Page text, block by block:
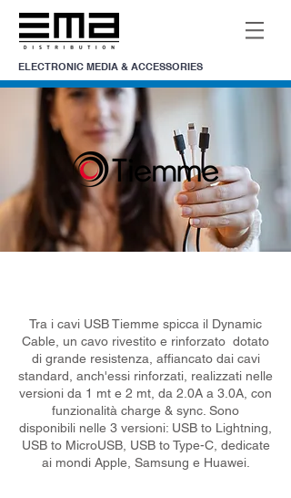
ELECTRONIC MEDIA & ACCESSORIES
Tra i cavi USB Tiemme spicca il Dynamic
Cable, un cavo rivestito e rinforzato dotato
di grande resistenza, affiancato dai cavi
standard, anch'essi rinforzati, realizzati nelle
versioni da 1 mt e 2 mt, da 2.0A a 3.0A, con
funzionalità charge & sync. Sono
disponibili nelle 3 versioni: USB to Lightning,
USB to MicroUSB, USB to Type-C, dedicate
ai mondi Apple, Samsung e Huawei.